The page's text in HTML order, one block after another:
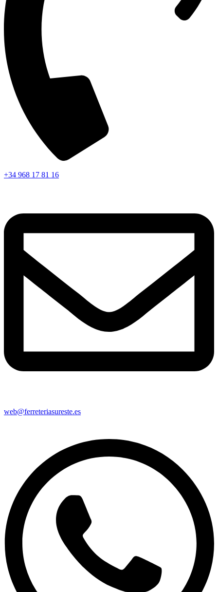
+34 968 17 81 16
web@ferreteriasureste.es